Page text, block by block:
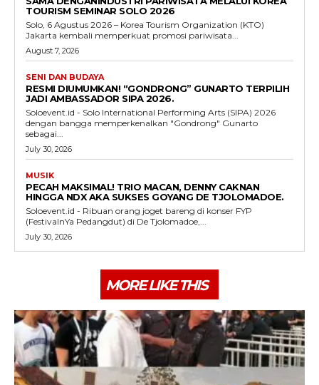
TOURISM SEMINAR SOLO 2026
Solo, 6 Agustus 2026 – Korea Tourism Organization (KTO)
Jakarta kembali memperkuat promosi pariwisata...
August 7, 2026
SENI DAN BUDAYA
RESMI DIUMUMKAN! “GONDRONG” GUNARTO TERPILIH
JADI AMBASSADOR SIPA 2026.
Soloevent.id - Solo International Performing Arts (SIPA) 2026
dengan bangga memperkenalkan "Gondrong" Gunarto
sebagai...
July 30, 2026
MUSIK
PECAH MAKSIMAL! TRIO MACAN, DENNY CAKNAN
HINGGA NDX AKA SUKSES GOYANG DE TJOLOMADOE.
Soloevent.id - Ribuan orang joget bareng di konser FYP
(FestivalnYa Pedangdut) di De Tjolomadoe,...
July 30, 2026
MORE LIKE THIS